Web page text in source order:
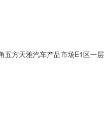
五方天雅汽车产品市场E1区一层